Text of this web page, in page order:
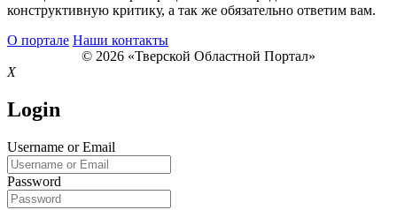
конструктивную критику, а так же обязательно ответим вам.
О портале Наши контакты
© 2026 «Тверской Областной Портал»
X
Login
Username or Email
Password